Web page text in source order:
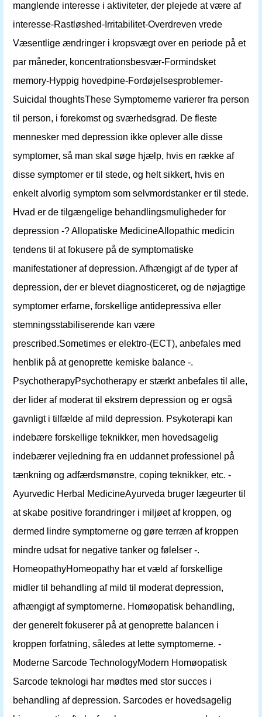
manglende interesse i aktiviteter, der plejede at være af
interesse-Rastløshed-Irritabilitet-Overdreven vrede
Væsentlige ændringer i kropsvægt over en periode på et
par måneder, koncentrationsbesvær-Formindsket
memory-Hyppig hovedpine-Fordøjelsesproblemer-
Suicidal thoughtsThese Symptomerne varierer fra person
til person, i forekomst og sværhedsgrad. De fleste
mennesker med depression ikke oplever alle disse
symptomer, så man skal søge hjælp, hvis en række af
disse symptomer er til stede, og helt sikkert, hvis en
enkelt alvorlig symptom som selvmordstanker er til stede.
Hvad er de tilgængelige behandlingsmuligheder for
depression -? Allopatiske MedicineAllopathic medicin
tendens til at fokusere på de symptomatiske
manifestationer af depression. Afhængigt af de typer af
depression, der er blevet diagnosticeret, og de nøjagtige
symptomer erfarne, forskellige antidepressiva eller
stemningsstabiliserende kan være
prescribed.Sometimes er elektro-(ECT), anbefales med
henblik på at genoprette kemiske balance -.
PsychotherapyPsychotherapy er stærkt anbefales til alle,
der lider af moderat til ekstrem depression og er også
gavnligt i tilfælde af mild depression. Psykoterapi kan
indebære forskellige teknikker, men hovedsagelig
indebærer vejledning fra en uddannet professionel på
tænkning og adfærdsmønstre, coping teknikker, etc. -
Ayurvedic Herbal MedicineAyurveda bruger lægeurter til
at skabe positive forandringer i miljøet af kroppen, og
dermed lindre symptomerne og gøre terræn af kroppen
mindre udsat for negative tanker og følelser -.
HomeopathyHomeopathy har et væld af forskellige
midler til behandling af mild til moderat depression,
afhængigt af symptomerne. Homøopatisk behandling,
der generelt fokuserer på at genoprette balancen i
kroppen forfatning, således at lette symptomerne. -
Moderne Sarcode TechnologyModern Homøopatisk
Sarcode teknologi har mødtes med stor succes i
behandling af depression. Sarcodes er hovedsagelig